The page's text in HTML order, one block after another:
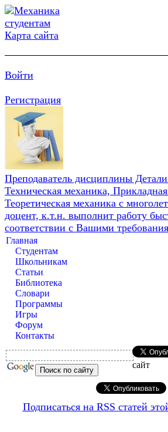
Карта сайта
Войти
Регистрация
Преподаватель дисциплины
Техническая механика,
Теоретическая механика с
доцент, к.т.н. выполнит работу
соответствии с Вашими
Главная
Студентам
Школьникам
Статьи
Библиотека
Словари
Программы
Игры
Форум
Контакты
сайт
Подписаться на RSS статей